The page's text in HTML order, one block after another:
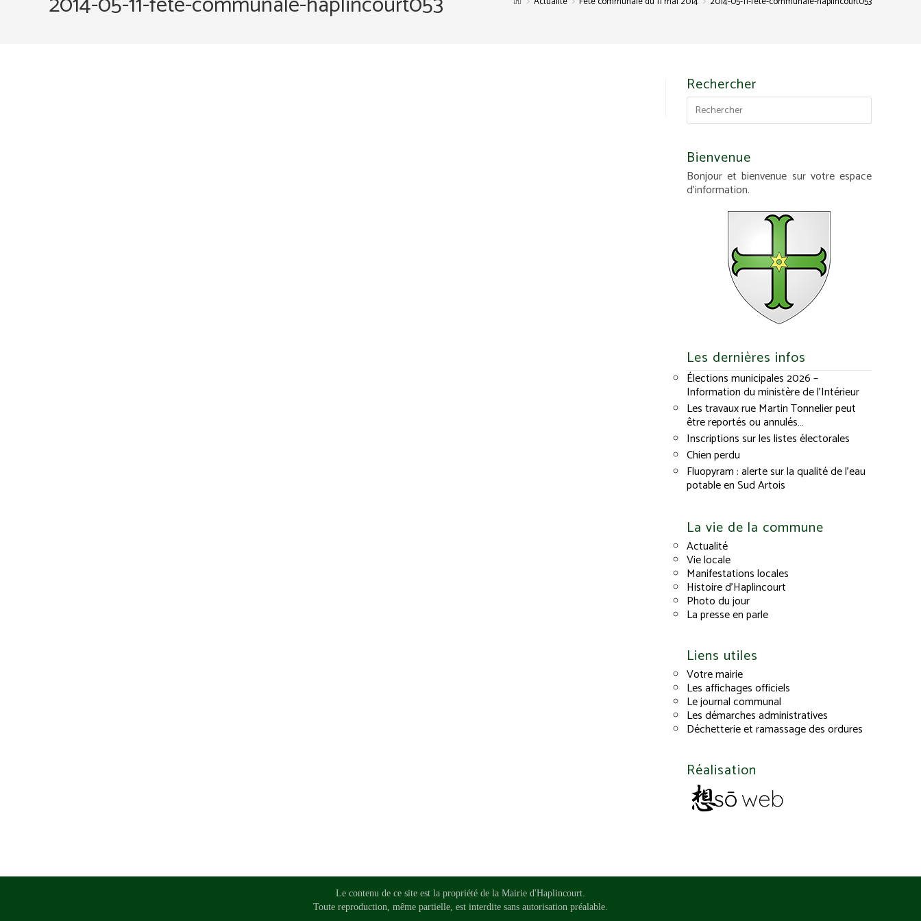
Rechercher
Bienvenue
Bonjour et bienvenue sur votre espace
d'information.
Les dernières infos
Élections municipales 2026 –
Information du ministère de l’Intérieur
Les travaux rue Martin Tonnelier peut
être reportés ou annulés…
Inscriptions sur les listes électorales
Chien perdu
Fluopyram : alerte sur la qualité de l’eau
potable en Sud Artois
La vie de la commune
Actualité
Vie locale
Manifestations locales
Histoire d’Haplincourt
Photo du jour
La presse en parle
Liens utiles
Votre mairie
Les affichages officiels
Le journal communal
Les démarches administratives
Déchetterie et ramassage des ordures
Réalisation
Le contenu de ce site est la propriété de la Mairie d'Haplincourt.
Toute reproduction, même partielle, est interdite sans autorisation préalable.